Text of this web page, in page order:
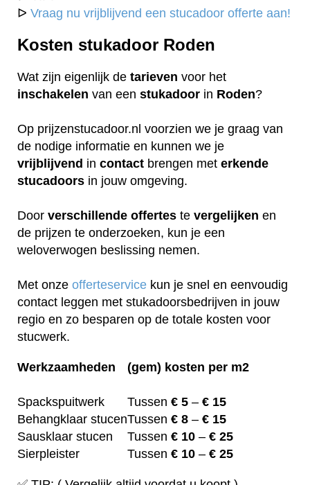
ᐅ Vraag nu vrijblijvend een stucadoor offerte aan!
Kosten stukadoor Roden
Wat zijn eigenlijk de tarieven voor het
inschakelen van een stukadoor in Roden?
Op prijzenstucadoor.nl voorzien we je graag van
de nodige informatie en kunnen we je
vrijblijvend in contact brengen met erkende
stucadoors in jouw omgeving.
Door verschillende offertes te vergelijken en
de prijzen te onderzoeken, kun je een
weloverwogen beslissing nemen.
Met onze offerteservice kun je snel en eenvoudig
contact leggen met stukadoorsbedrijven in jouw
regio en zo besparen op de totale kosten voor
stucwerk.
Werkzaamheden (gem) kosten per m2
Spackspuitwerk Tussen € 5 – € 15
Behangklaar stucenTussen € 8 – € 15
Sausklaar stucen
Tussen € 10 – € 25
Sierpleister
Tussen € 10 – € 25